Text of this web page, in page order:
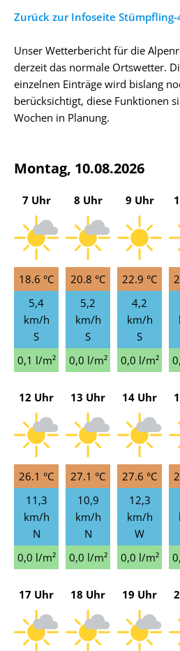
Zurück zur Infoseite Stümpfling-
Unser Wetterbericht für die
derzeit das normale Ortswetter.
einzelnen Einträge wird bislang
berücksichtigt, diese Funktionen
Wochen in Planung.
Montag, 10.08.2026
7 Uhr
18.6 °C
5,4
km/h
S
0,1 l/m²
8 Uhr
20.8 °C
5,2
km/h
S
0,0 l/m²
9 Uhr
22.9 °C
4,2
km/h
S
0,0 l/m²
12 Uhr
26.1 °C
11,3
km/h
N
0,0 l/m²
13 Uhr
27.1 °C
10,9
km/h
N
0,0 l/m²
14 Uhr
27.6 °C
12,3
km/h
W
0,0 l/m²
17 Uhr 18 Uhr 19 Uhr